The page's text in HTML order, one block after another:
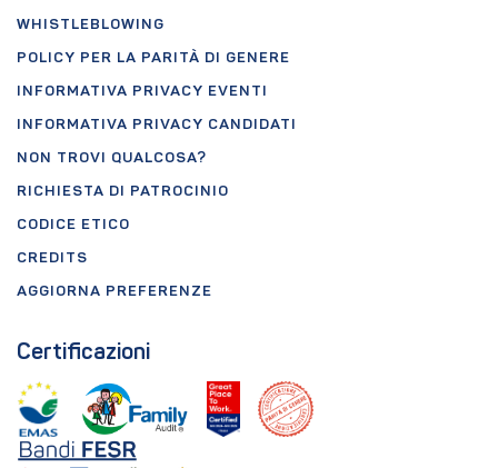
WHISTLEBLOWING
POLICY PER LA PARITÀ DI GENERE
INFORMATIVA PRIVACY EVENTI
INFORMATIVA PRIVACY CANDIDATI
NON TROVI QUALCOSA?
RICHIESTA DI PATROCINIO
CODICE ETICO
CREDITS
AGGIORNA PREFERENZE
Certificazioni